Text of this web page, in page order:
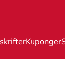
Kuponger